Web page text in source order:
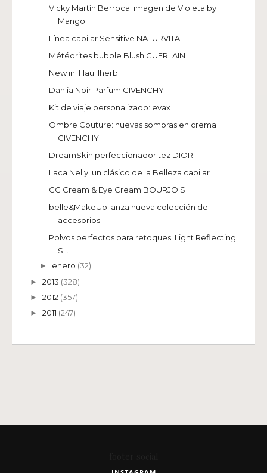
Vicky Martín Berrocal imagen de Violeta by
Mango
Línea capilar Sensitive NATURVITAL
Météorites bubble Blush GUERLAIN
New in: Haul Iherb
Dahlia Noir Parfum GIVENCHY
Kit de viaje personalizado: evax
Ombre Couture: nuevas sombras en crema
GIVENCHY
DreamSkin perfeccionador tez DIOR
Laca Nelly: un clásico de la Belleza capilar
CC Cream & Eye Cream BOURJOIS
belle&MakeUp lanza nueva colección de
accesorios
Polvos perfectos para retoques: Light Reflecting
S...
► enero (32)
► 2013 (328)
► 2012 (357)
► 2011 (247)